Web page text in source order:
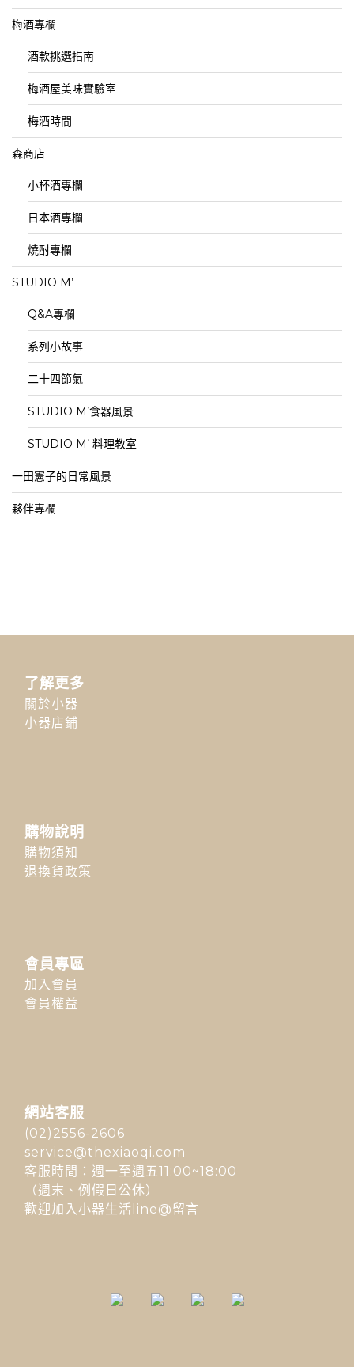
梅酒專欄
酒款挑選指南
梅酒屋美味實驗室
梅酒時間
森商店
小杯酒專欄
日本酒專欄
燒酎專欄
STUDIO M’
Q&A專欄
系列小故事
二十四節氣
STUDIO M’食器風景
STUDIO M’ 料理教室
一田憲子的日常風景
夥伴專欄
了解更多
關於小器
小器店鋪
購物說明
購物須知
退換貨政策
會員專區
加入會員
會員權益
網站客服
(02)2556-2606
service@thexiaoqi.com
客服時間：週一至週五11:00~18:00
（週末、例假日公休）
歡迎加入小器生活line@留言